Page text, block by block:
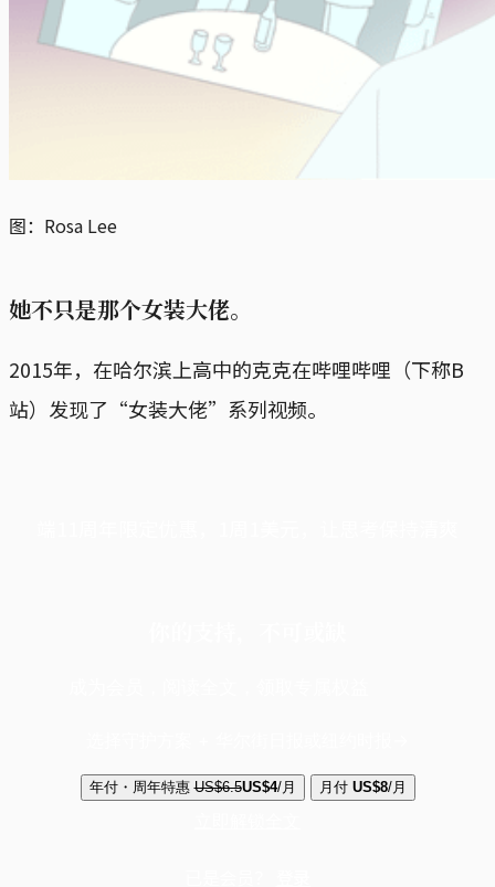
图：Rosa Lee
她不只是那个女装大佬。
2015年，在哈尔滨上高中的克克在哔哩哔哩（下称B
站）发现了“女装大佬”系列视频。
年付・周年特惠 US$6.5US$4/月 月付 US$8/月